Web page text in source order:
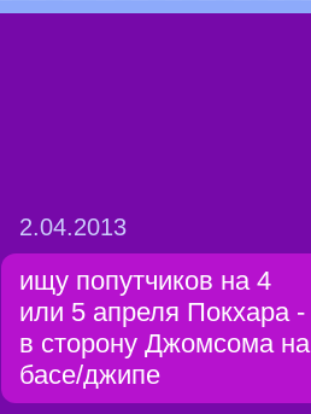
2.04.2013
ищу попутчиков на 4
или 5 апреля Покхара -
в сторону Джомсома на
басе/джипе